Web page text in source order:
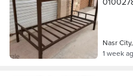
Nasr
1 week